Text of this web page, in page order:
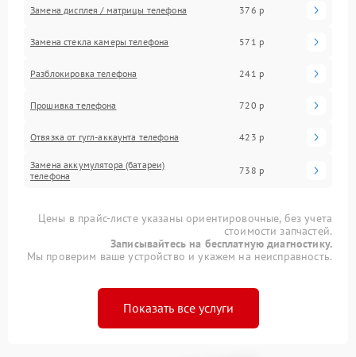
Замена дисплея / матрицы телефона 376 р
Замена стекла камеры телефона 571 р
Разблокировка телефона 241 р
Прошивка телефона 720 р
Отвязка от гугл-аккаунта телефона 423 р
Замена аккумулятора (батареи)
телефона
738 р
Цены в прайс-листе указаны ориентировочные, без учета
стоимости запчастей.
Записывайтесь на бесплатную диагностику.
Мы проверим ваше устройство и укажем на неисправность.
Показать все услуги